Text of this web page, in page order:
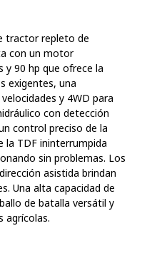
tractor repleto de
con un motor
y 90 hp que ofrece la
exigentes, una
y 4WD para
con detección
control preciso de la
la TDF ininterrumpida
sin problemas. Los
asistida brindan
Una alta capacidad de
de batalla versátil y
agrícolas.